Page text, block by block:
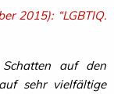
2015): “LGBTIQ.
auf den
sehr vielfältige